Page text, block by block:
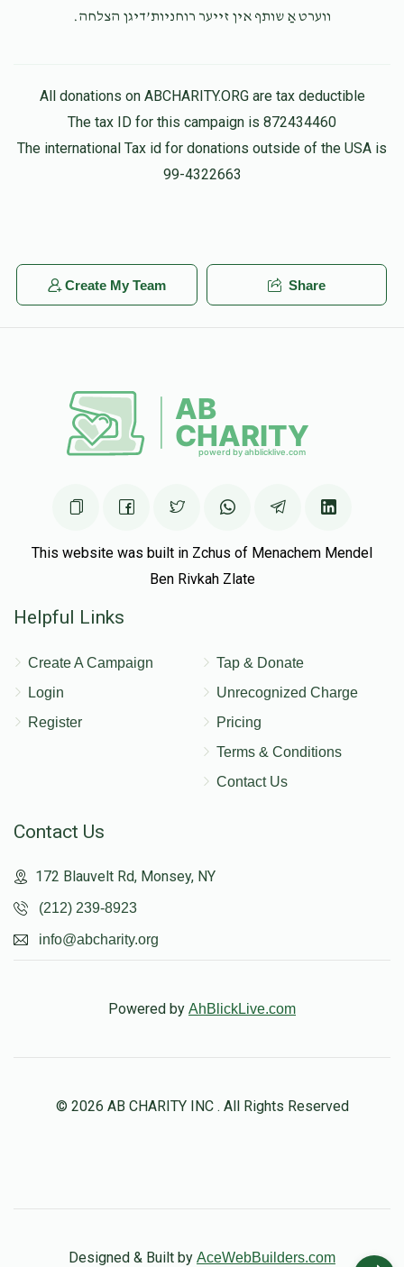
ברכה והצלחה
ווערט אַ שותף אין זייער רוחניות’דיגן הצלחה.
All donations on ABCHARITY.ORG are tax deductible
The tax ID for this campaign is 872434460
The international Tax id for donations outside of the USA is
99-4322663
Create My Team Share
This website was built in Zchus of Menachem Mendel
Ben Rivkah Zlate
Helpful Links
Create A Campaign
Login
Register
Tap & Donate
Unrecognized Charge
Pricing
Terms & Conditions
Contact Us
Contact Us
172 Blauvelt Rd, Monsey, NY
(212) 239-8923
info@abcharity.org
Powered by AhBlickLive.com
© 2026 AB CHARITY INC . All Rights Reserved
Designed & Built by AceWebBuilders.com